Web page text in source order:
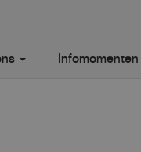
Infomomenten